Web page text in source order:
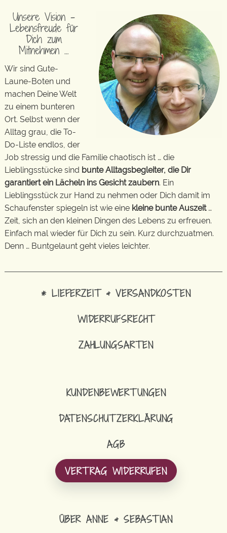
Unsere Vision –
Lebensfreude für
Dich zum
Mitnehmen …
Wir sind Gute-
Laune-Boten und
machen Deine Welt
zu einem bunteren
Ort. Selbst wenn der
Alltag grau, die To-
Do-Liste endlos, der
Job stressig und die Familie chaotisch ist … die
Lieblingsstücke sind bunte Alltagsbegleiter, die Dir
garantiert ein Lächeln ins Gesicht zaubern. Ein
Lieblingsstück zur Hand zu nehmen oder Dich damit im
Schaufenster spiegeln ist wie eine kleine bunte Auszeit…
Zeit, sich an den kleinen Dingen des Lebens zu erfreuen.
Einfach mal wieder für Dich zu sein. Kurz durchzuatmen.
Denn … Buntgelaunt geht vieles leichter.
* LIEFERZEIT & VERSANDKOSTEN
WIDERRUFSRECHT
ZAHLUNGSARTEN
KUNDENBEWERTUNGEN
DATENSCHUTZERKLÄRUNG
AGB
VERTRAG WIDERRUFEN
ÜBER ANNE & SEBASTIAN